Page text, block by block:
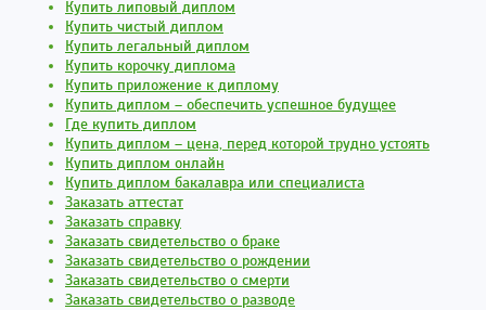
Купить липовый диплом
Купить чистый диплом
Купить легальный диплом
Купить корочку диплома
Купить приложение к диплому
Купить диплом – обеспечить успешное будущее
Где купить диплом
Купить диплом – цена, перед которой трудно устоять
Купить диплом онлайн
Купить диплом бакалавра или специалиста
Заказать аттестат
Заказать справку
Заказать свидетельство о браке
Заказать свидетельство о рождении
Заказать свидетельство о смерти
Заказать свидетельство о разводе